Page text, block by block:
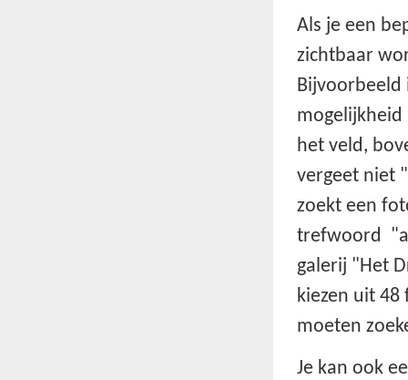
Als je een
zichtbaar
Bijvoorbeeld
het veld,
vergeet niet
zoekt een
trefwoord
galerij "Het
kiezen uit
moeten
Je kan ook